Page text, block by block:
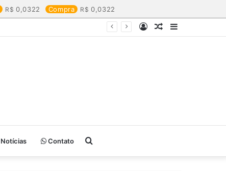
0,0322 Compra 0,0322
Barra
Artigo
Entrar
Notícias Contato Procurar